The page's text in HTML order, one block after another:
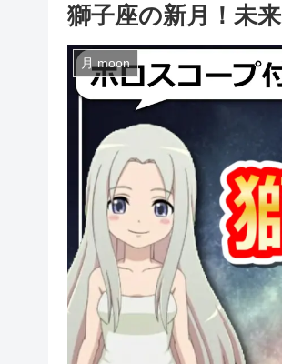
獅子座の新月！未
月 moon